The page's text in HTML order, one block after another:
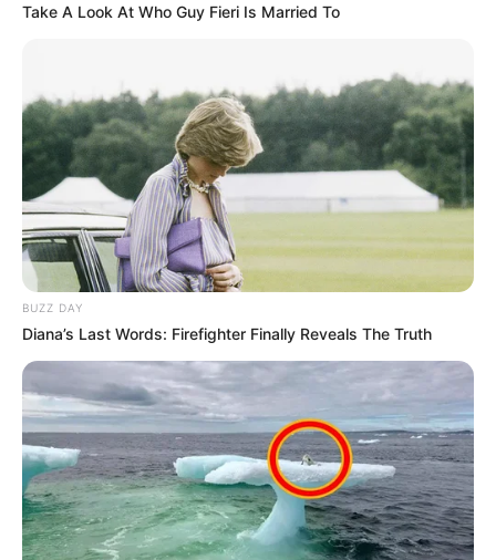
Medellín será gratis este
ELECCIONES
PRESIDENCIALES
¿Cuándo sería la segunda
Colombia?
ELECCIONES
Estos fueron los
aspirantes al Congreso de
la República por el Valle
del Cauca que se
quemaron
BOLÍVAR
Take A Look At Who Guy Fieri Is Married To
BUZZ DAY
Diana’s Last Words: Firefighter Finally Reveals The Truth